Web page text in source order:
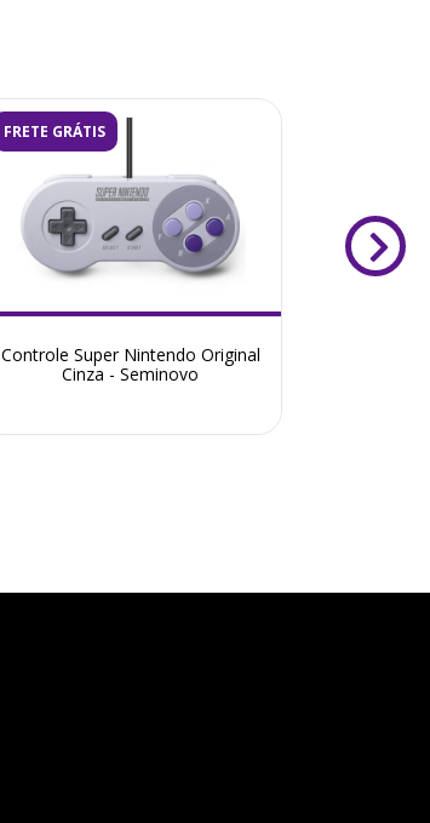
FRETE GRÁTIS
Controle Super Nintendo Original
Cinza - Seminovo